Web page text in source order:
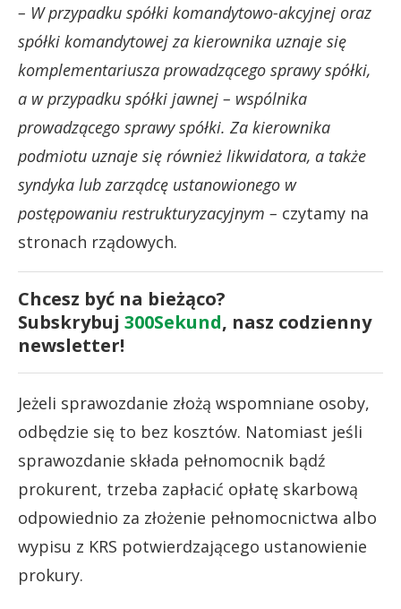
– W przypadku spółki komandytowo-akcyjnej oraz
spółki komandytowej za kierownika uznaje się
komplementariusza prowadzącego sprawy spółki,
a w przypadku spółki jawnej – wspólnika
prowadzącego sprawy spółki. Za kierownika
podmiotu uznaje się również likwidatora, a także
syndyka lub zarządcę ustanowionego w
postępowaniu restrukturyzacyjnym – czytamy na
stronach rządowych.
Chcesz być na bieżąco?
Subskrybuj 300Sekund, nasz codzienny
newsletter!
Jeżeli sprawozdanie złożą wspomniane osoby,
odbędzie się to bez kosztów. Natomiast jeśli
sprawozdanie składa pełnomocnik bądź
prokurent, trzeba zapłacić opłatę skarbową
odpowiednio za złożenie pełnomocnictwa albo
wypisu z KRS potwierdzającego ustanowienie
prokury.